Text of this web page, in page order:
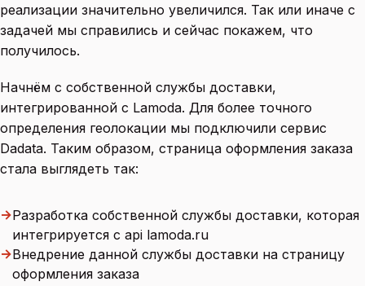
реализации значительно увеличился. Так или иначе с
задачей мы справились и сейчас покажем, что
получилось.
Начнём с собственной службы доставки,
интегрированной с Lamoda. Для более точного
определения геолокации мы подключили сервис
Dadata. Таким образом, страница оформления заказа
стала выглядеть так:
→Разработка собственной службы доставки, которая
интегрируется с api lamoda.ru
→Внедрение данной службы доставки на страницу
оформления заказа